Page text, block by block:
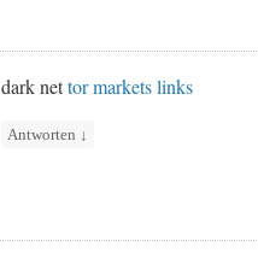
dark nettor markets links
Antworten ↓